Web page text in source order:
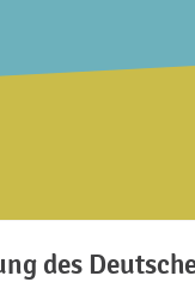
des